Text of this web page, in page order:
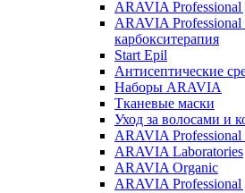
ARAVIA Professional
ARAVIA
карбокситерапия
Start Epil
Антисептические
Наборы ARAVIA
Тканевые маски
Уход за волосами и
ARAVIA
ARAVIA Laboratories
ARAVIA Organic
ARAVIA Professional